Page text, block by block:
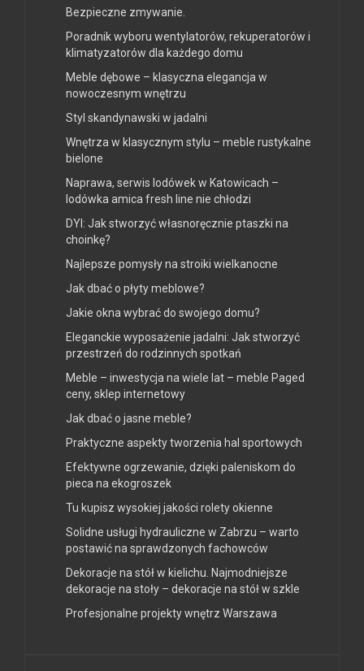
Bezpieczne zmywanie.
Poradnik wyboru wentylatorów, rekuperatorów i
klimatyzatorów dla każdego domu
Meble dębowe – klasyczna elegancja w
nowoczesnym wnętrzu
Styl skandynawski w jadalni
Wnętrza w klasycznym stylu – meble rustykalne
bielone
Naprawa, serwis lodówek w Katowicach –
lodówka amica fresh line nie chłodzi
DYI: Jak stworzyć własnoręcznie ptaszki na
choinkę?
Najlepsze pomysły na stroiki wielkanocne
Jak dbać o płyty meblowe?
Jakie okna wybrać do swojego domu?
Eleganckie wyposażenie jadalni: Jak stworzyć
przestrzeń do rodzinnych spotkań
Meble – inwestycja na wiele lat – meble Paged
ceny, sklep internetowy
Jak dbać o jasne meble?
Praktyczne aspekty tworzenia hal sportowych
Efektywne ogrzewanie, dzięki paleniskom do
pieca na ekogroszek
Tu kupisz wysokiej jakości rolety okienne
Solidne usługi hydrauliczne w Zabrzu – warto
postawić na sprawdzonych fachowców
Dekoracje na stół w kielichu. Najmodniejsze
dekoracje na stoły – dekoracje na stół w szkle
Profesjonalne projekty wnętrz Warszawa